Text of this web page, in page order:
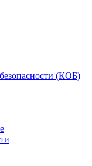
(КОБ)